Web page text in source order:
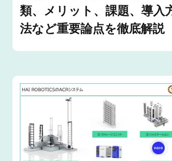
類、メリット、課題、導入
法など重要論点を徹底解説